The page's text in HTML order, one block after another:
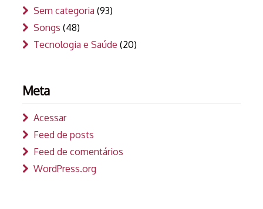
Sem categoria (93)
Songs (48)
Tecnologia e Saúde (20)
Meta
Acessar
Feed de posts
Feed de comentários
WordPress.org